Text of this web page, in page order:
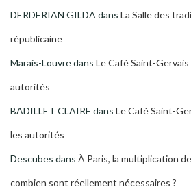
DERDERIAN GILDA dans La Salle des
républicaine
Marais-Louvredans Le Café Saint-
autorités
BADILLET CLAIRE dans Le Café Saint-
les autorités
Descubes dans À Paris, la multiplication
combien sont réellement nécessaires ?